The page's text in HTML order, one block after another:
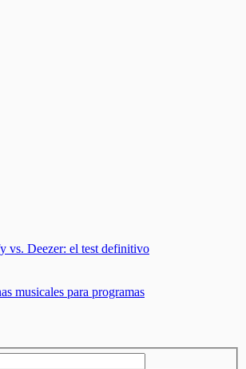
vs. Deezer: el test definitivo
musicales para programas